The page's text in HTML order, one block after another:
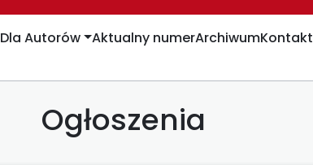
Dla Autorów Aktualny numerArchiwumKontakt
Ogłoszenia